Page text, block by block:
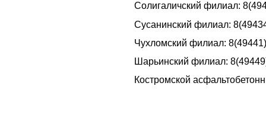
Солигаличский филиал:
Сусанинский филиал:
Чухломский филиал:
Шарьинский филиал:
Костромской